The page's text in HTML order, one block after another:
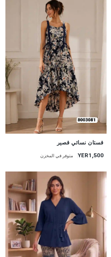
جديد
قستان نسائي قصير
YER1,500 متوفر في المخزن